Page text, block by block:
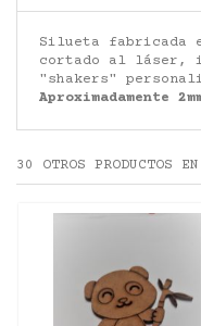
Silueta fabricada
cortado al láser,
"shakers"
Aproximadamente
30 OTROS PRODUCTOS